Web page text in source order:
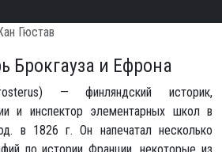
Гюстав
Брокгауза и Ефрона
— финляндский историк,
и инспектор элементарных школ в
в 1826 г. Он напечатал несколько